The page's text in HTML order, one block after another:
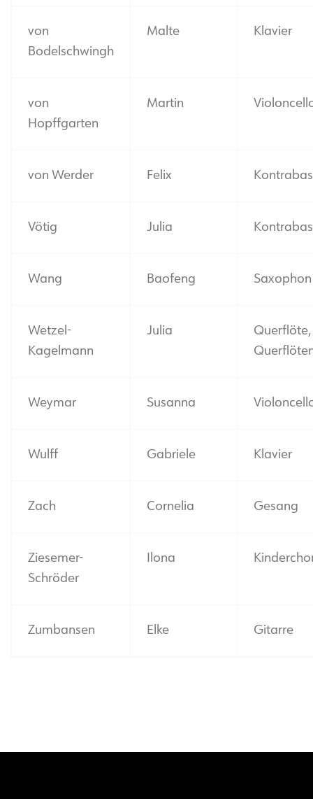
von
Bodelschwingh
Malte Klavier
von
Hopffgarten
Martin
von Werder Felix
Vötig Julia
Wang Baofeng Saxophon
Wetzel-
Kagelmann
Julia
Querflöte,
Weymar Susanna
Wulff Gabriele Klavier
Zach Cornelia Gesang
Ziesemer-
Schröder
Ilona
Zumbansen Elke Gitarre